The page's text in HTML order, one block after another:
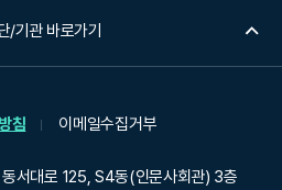
/기관 바로가기
침 이메일수집거부
서대로 125, S4동(인문사회관) 3층